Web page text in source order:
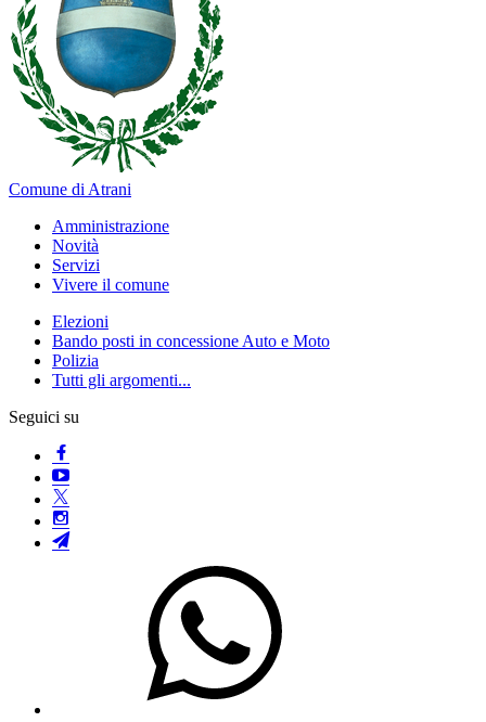
Comune di Atrani
Amministrazione
Novità
Servizi
Vivere il comune
Elezioni
Bando posti in concessione Auto e Moto
Polizia
Tutti gli argomenti...
Seguici su